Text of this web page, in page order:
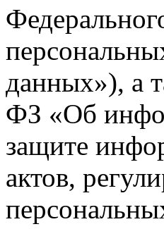
данных»), а
ФЗ «Об
защите
актов,